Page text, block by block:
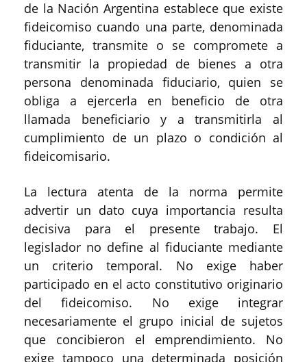
de la Nación Argentina establece que existe
fideicomiso cuando una parte, denominada
fiduciante, transmite o se compromete a
transmitir la propiedad de bienes a otra
persona denominada fiduciario, quien se
obliga a ejercerla en beneficio de otra
llamada beneficiario y a transmitirla al
cumplimiento de un plazo o condición al
fideicomisario.
La lectura atenta de la norma permite
advertir un dato cuya importancia resulta
decisiva para el presente trabajo. El
legislador no define al fiduciante mediante
un criterio temporal. No exige haber
participado en el acto constitutivo originario
del fideicomiso. No exige integrar
necesariamente el grupo inicial de sujetos
que concibieron el emprendimiento. No
exige tampoco una determinada posición